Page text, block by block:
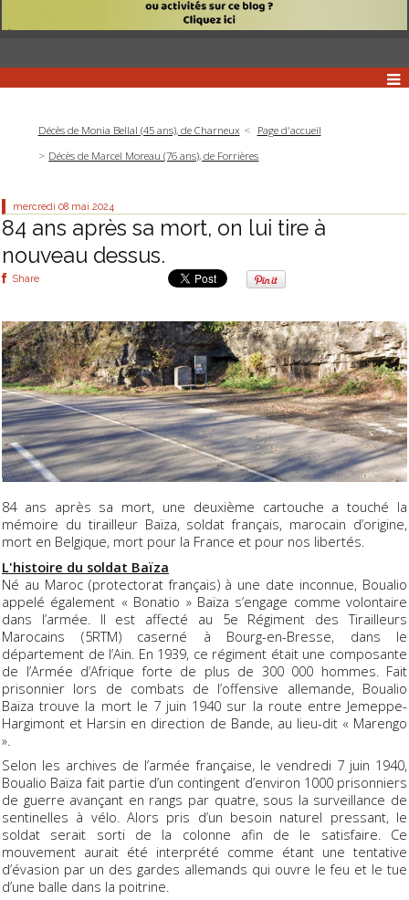
Décès de Monia Bellal (45 ans), de Charneux
Page d'accueil
Décès de Marcel Moreau (76 ans), de Forrières
mercredi 08 mai 2024
84 ans après sa mort, on lui tire à
nouveau dessus.
Share
84 ans après sa mort, une deuxième cartouche a touché la
mémoire du tirailleur Baïza, soldat français, marocain d’origine,
mort en Belgique, mort pour la France et pour nos libertés.
L'histoire du soldat Baïza
Né au Maroc (protectorat français) à une date inconnue, Boualio
appelé également « Bonatio » Baïza s’engage comme volontaire
dans l’armée. Il est affecté au 5e Régiment des Tirailleurs
Marocains (5RTM) caserné à Bourg-en-Bresse, dans le
département de l’Ain. En 1939, ce régiment était une composante
de l’Armée d’Afrique forte de plus de 300 000 hommes. Fait
prisonnier lors de combats de l’offensive allemande, Boualio
Baïza trouve la mort le 7 juin 1940 sur la route entre Jemeppe-
Hargimont et Harsin en direction de Bande, au lieu-dit « Marengo
».
Selon les archives de l’armée française, le vendredi 7 juin 1940,
Boualio Baïza fait partie d’un contingent d’environ 1000 prisonniers
de guerre avançant en rangs par quatre, sous la surveillance de
sentinelles à vélo. Alors pris d’un besoin naturel pressant, le
soldat serait sorti de la colonne afin de le satisfaire. Ce
mouvement aurait été interprété comme étant une tentative
d’évasion par un des gardes allemands qui ouvre le feu et le tue
d’une balle dans la poitrine.